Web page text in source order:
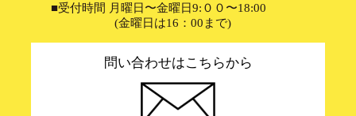
■受付時間 月曜日〜金曜日9:００〜18:00
(金曜日は16：00まで)
問い合わせはこちらから